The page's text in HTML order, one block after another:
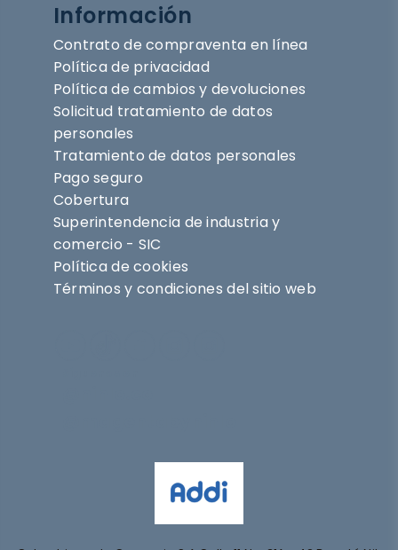
Información
Contrato de compraventa en línea
Política de privacidad
Política de cambios y devoluciones
Solicitud tratamiento de datos
personales
Tratamiento de datos personales
Pago seguro
Cobertura
Superintendencia de industria y
comercio - SIC
Política de cookies
Términos y condiciones del sitio web